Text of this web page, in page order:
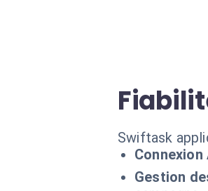
Swiftask
Connexion
Gestion